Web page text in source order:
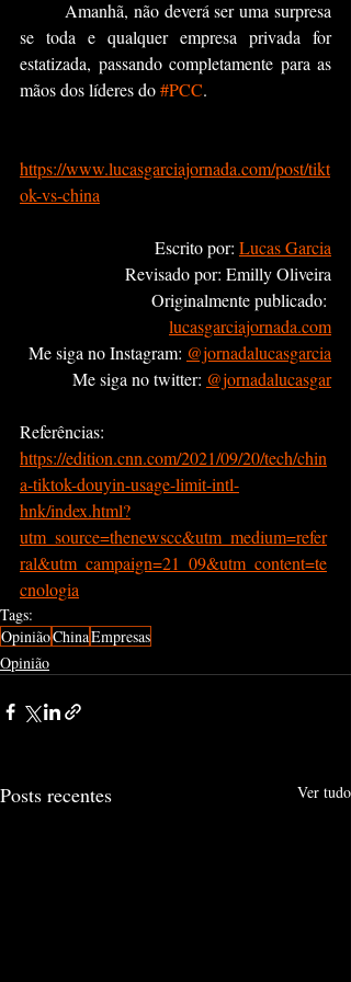
se toda e qualquer empresa privada for
estatizada, passando completamente para as
mãos dos líderes do #PCC.
https://www.lucasgarciajornada.com/post/tikt
ok-vs-china
Escrito por: Lucas Garcia
Revisado por: Emilly Oliveira
Originalmente publicado:
lucasgarciajornada.com
Me siga no Instagram: @jornadalucasgarcia
Me siga no twitter: @jornadalucasgar
Referências:
https://edition.cnn.com/2021/09/20/tech/chin
a-tiktok-douyin-usage-limit-intl-
hnk/index.html?
utm_source=thenewscc&utm_medium=refer
ral&utm_campaign=21_09&utm_content=te
cnologia
Tags:
OpiniãoChinaEmpresas
Opinião
Posts recentes Ver tudo